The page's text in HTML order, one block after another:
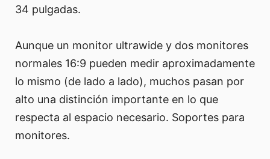
34 pulgadas.
Aunque un monitor ultrawide y dos monitores
normales 16:9 pueden medir aproximadamente
lo mismo (de lado a lado), muchos pasan por
alto una distinción importante en lo que
respecta al espacio necesario. Soportes para
monitores.